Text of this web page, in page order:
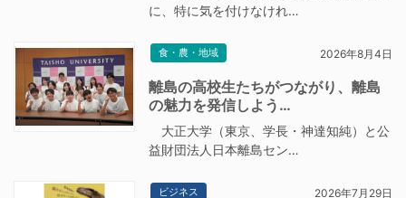
に、特に気を付けなけれ…
食・農・地域 2026年8月4日
離島の高校生たちがつながり、離島
の魅力を発信しよう…
大正大学（東京、学長・神達知純）と公
益財団法人日本離島セン…
ビジネス 2026年7月29日